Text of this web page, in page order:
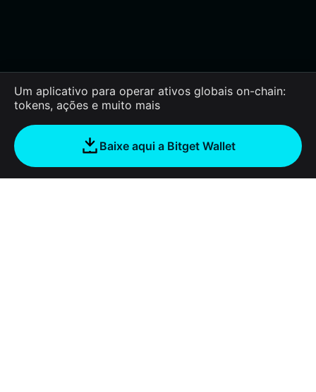
Um aplicativo para operar ativos globais on-chain:
tokens, ações e muito mais
Baixe aqui a Bitget Wallet